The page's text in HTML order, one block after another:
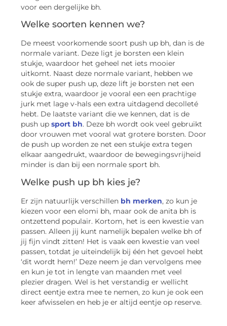
voor een dergelijke bh.
Welke soorten kennen we?
De meest voorkomende soort push up bh, dan is de
normale variant. Deze ligt je borsten een klein
stukje, waardoor het geheel net iets mooier
uitkomt. Naast deze normale variant, hebben we
ook de super push up, deze lift je borsten net een
stukje extra, waardoor je vooral een een prachtige
jurk met lage v-hals een extra uitdagend decolleté
hebt. De laatste variant die we kennen, dat is de
push up sport bh. Deze bh wordt ook veel gebruikt
door vrouwen met vooral wat grotere borsten. Door
de push up worden ze net een stukje extra tegen
elkaar aangedrukt, waardoor de bewegingsvrijheid
minder is dan bij een normale sport bh.
Welke push up bh kies je?
Er zijn natuurlijk verschillen bh merken, zo kun je
kiezen voor een elomi bh, maar ook de anita bh is
ontzettend populair. Kortom, het is een kwestie van
passen. Alleen jij kunt namelijk bepalen welke bh of
jij fijn vindt zitten! Het is vaak een kwestie van veel
passen, totdat je uiteindelijk bij één het gevoel hebt
‘dit wordt hem!’ Deze neem je dan vervolgens mee
en kun je tot in lengte van maanden met veel
plezier dragen. Wel is het verstandig er wellicht
direct eentje extra mee te nemen, zo kun je ook een
keer afwisselen en heb je er altijd eentje op reserve.